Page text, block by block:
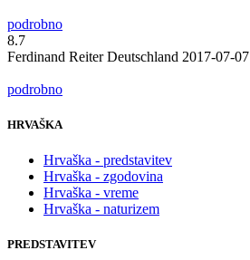
podrobno
8.7
Ferdinand Reiter Deutschland 2017-07-07
podrobno
HRVAŠKA
Hrvaška - predstavitev
Hrvaška - zgodovina
Hrvaška - vreme
Hrvaška - naturizem
PREDSTAVITEV